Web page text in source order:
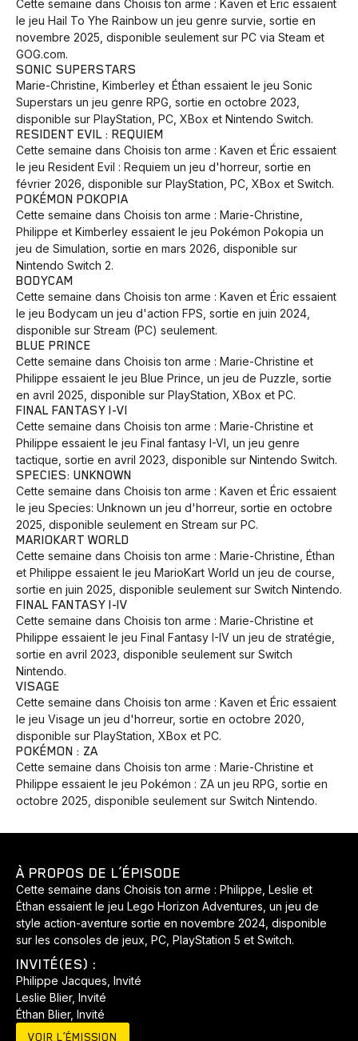
Animaux
Développement Histoires Pêche Santé Sport
Voyage Yoga
Cette semaine dans Choisis ton arme : Kaven et Éric essaient
le jeu Hail To Yhe Rainbow un jeu genre survie, sortie en
novembre 2025, disponible seulement sur PC via Steam et
GOG.com.
SONIC SUPERSTARS
Marie-Christine, Kimberley et Éthan essaient le jeu Sonic
Superstars un jeu genre RPG, sortie en octobre 2023,
disponible sur PlayStation, PC, XBox et Nintendo Switch.
RESIDENT EVIL : REQUIEM
Cette semaine dans Choisis ton arme : Kaven et Éric essaient
le jeu Resident Evil : Requiem un jeu d'horreur, sortie en
février 2026, disponible sur PlayStation, PC, XBox et Switch.
POKÉMON POKOPIA
Cette semaine dans Choisis ton arme : Marie-Christine,
Philippe et Kimberley essaient le jeu Pokémon Pokopia un
jeu de Simulation, sortie en mars 2026, disponible sur
Nintendo Switch 2.
BODYCAM
Cette semaine dans Choisis ton arme : Kaven et Éric essaient
le jeu Bodycam un jeu d'action FPS, sortie en juin 2024,
disponible sur Stream (PC) seulement.
BLUE PRINCE
Cette semaine dans Choisis ton arme : Marie-Christine et
Philippe essaient le jeu Blue Prince, un jeu de Puzzle, sortie
en avril 2025, disponible sur PlayStation, XBox et PC.
FINAL FANTASY I-VI
Cette semaine dans Choisis ton arme : Marie-Christine et
Philippe essaient le jeu Final fantasy I-VI, un jeu genre
tactique, sortie en avril 2023, disponible sur Nintendo Switch.
SPECIES: UNKNOWN
Cette semaine dans Choisis ton arme : Kaven et Éric essaient
le jeu Species: Unknown un jeu d'horreur, sortie en octobre
2025, disponible seulement en Stream sur PC.
MARIOKART WORLD
Cette semaine dans Choisis ton arme : Marie-Christine, Éthan
et Philippe essaient le jeu MarioKart World un jeu de course,
sortie en juin 2025, disponible seulement sur Switch Nintendo.
FINAL FANTASY I-IV
Cette semaine dans Choisis ton arme : Marie-Christine et
Philippe essaient le jeu Final Fantasy I-IV un jeu de stratégie,
sortie en avril 2023, disponible seulement sur Switch
Nintendo.
VISAGE
Cette semaine dans Choisis ton arme : Kaven et Éric essaient
le jeu Visage un jeu d'horreur, sortie en octobre 2020,
disponible sur PlayStation, XBox et PC.
POKÉMON : ZA
Cette semaine dans Choisis ton arme : Marie-Christine et
Philippe essaient le jeu Pokémon : ZA un jeu RPG, sortie en
octobre 2025, disponible seulement sur Switch Nintendo.
À PROPOS DE L’ÉPISODE
Cette semaine dans Choisis ton arme : Philippe, Leslie et
Éthan essaient le jeu Lego Horizon Adventures, un jeu de
style action-aventure sortie en novembre 2024, disponible
sur les consoles de jeux, PC, PlayStation 5 et Switch.
INVITÉ(ES) :
Philippe Jacques, Invité
Leslie Blier, Invité
Éthan Blier, Invité
VOIR L’ÉMISSION